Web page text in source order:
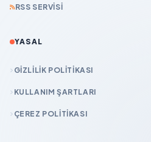
RSS SERVISI
YASAL
GIZLILIK POLITIKASI
KULLANIM ŞARTLARI
ÇEREZ POLITIKASI